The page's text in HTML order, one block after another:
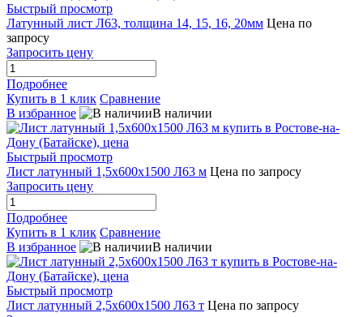
Быстрый просмотр
Латунный лист Л63, толщина 14, 15, 16, 20мм Цена по
запросу
Запросить цену
Подробнее
Купить в 1 клик Сравнение
В избранное
В наличии
Быстрый просмотр
Лист латунный 1,5х600х1500 Л63 м Цена по запросу
Запросить цену
Подробнее
Купить в 1 клик Сравнение
В избранное
В наличии
Быстрый просмотр
Лист латунный 2,5х600х1500 Л63 т Цена по запросу